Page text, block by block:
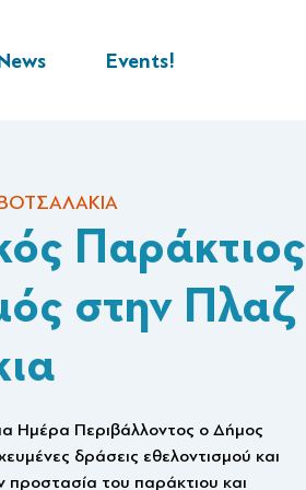
Events!
Παράκτιος
στην Πλαζ
Ημέρα Περιβάλλοντος ο Δήμος
δράσεις εθελοντισμού και
προστασία του παράκτιου και